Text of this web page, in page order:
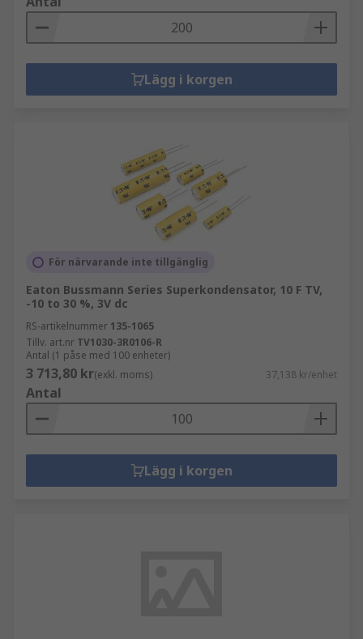
Lägg i korgen
För närvarande inte tillgänglig
Eaton Bussmann Series Superkondensator, 10 F TV,
-10 to 30 %, 3V dc
RS-artikelnummer 135-1065
Tillv. art.nr TV1030-3R0106-R
Antal (1 påse med 100 enheter)
3 713,80 kr(exkl. moms) 37,138 kr/enhet
Antal
Lägg i korgen